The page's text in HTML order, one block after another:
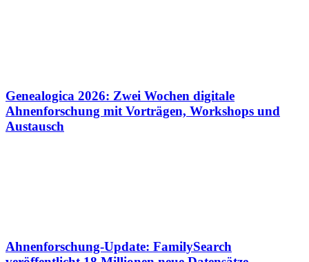
Genealogica 2026: Zwei Wochen digitale
Ahnenforschung mit Vorträgen, Workshops und
Austausch
Ahnenforschung-Update: FamilySearch